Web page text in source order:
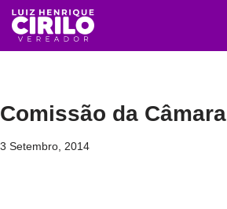
Avançar
conteúdo
Comissão da
3 Setembro, 2014